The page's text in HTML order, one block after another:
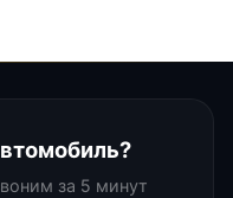
за 5 минут